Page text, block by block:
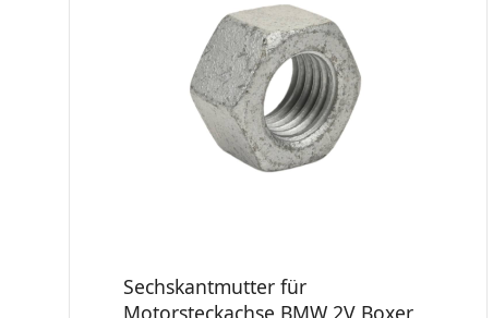
Sechskantmutter für
Motorsteckachse BMW 2V Boxer